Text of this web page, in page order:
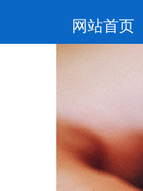
网站首页